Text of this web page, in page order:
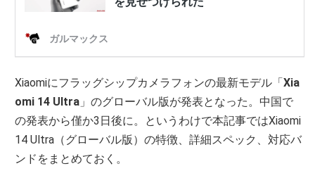
Xiaomiにフラッグシップカメラフォンの最新モデル「Xia
omi 14 Ultra 」のグローバル版が発表となった。中国で
の発表から僅か3日後に。というわけで本記事ではXiaomi
14 Ultra（グローバル版）の特徴、詳細スペック、対応バ
ンドをまとめておく。